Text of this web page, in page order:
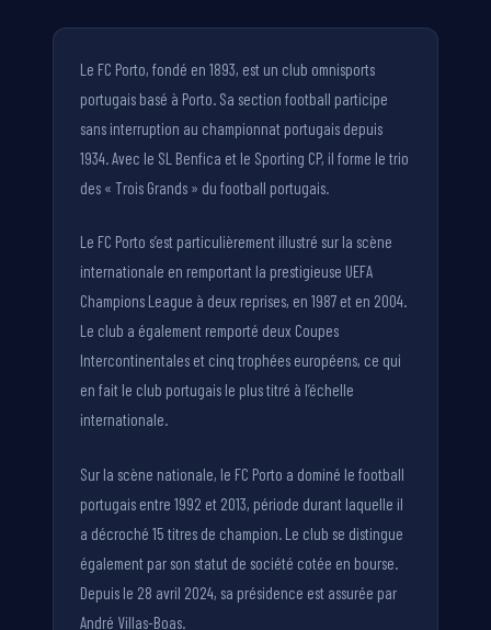
Le FC Porto, fondé en 1893, est un club omnisports
portugais basé à Porto. Sa section football participe
sans interruption au championnat portugais depuis
1934. Avec le SL Benfica et le Sporting CP, il forme le trio
des « Trois Grands » du football portugais.
Le FC Porto s’est particulièrement illustré sur la scène
internationale en remportant la prestigieuse UEFA
Champions League à deux reprises, en 1987 et en 2004.
Le club a également remporté deux Coupes
Intercontinentales et cinq trophées européens, ce qui
en fait le club portugais le plus titré à l’échelle
internationale.
Sur la scène nationale, le FC Porto a dominé le football
portugais entre 1992 et 2013, période durant laquelle il
a décroché 15 titres de champion. Le club se distingue
également par son statut de société cotée en bourse.
Depuis le 28 avril 2024, sa présidence est assurée par
André Villas-Boas.